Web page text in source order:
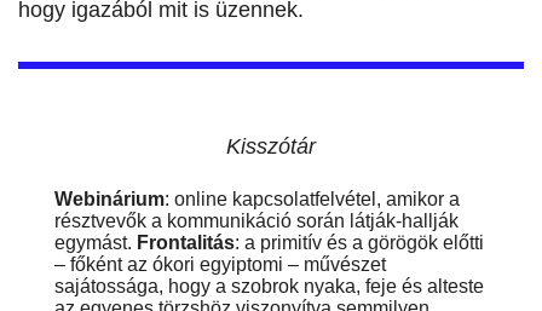
hogy igazából mit is üzennek.
Kisszótár
Webinárium: online kapcsolatfelvétel, amikor a
résztvevők a kommunikáció során látják-hallják
egymást. Frontalitás: a primitív és a görögök előtti
– főként az ókori egyiptomi – művészet
sajátossága, hogy a szobrok nyaka, feje és alteste